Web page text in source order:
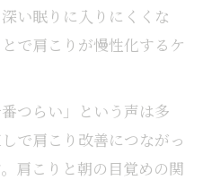
い眠りに入りにくくな
で肩こりが慢性化するケ
つらい」という声は多
で肩こり改善につながっ
肩こりと朝の目覚めの関